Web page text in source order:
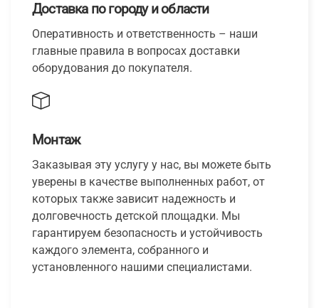
Доставка по городу и области
Оперативность и ответственность – наши
главные правила в вопросах доставки
оборудования до покупателя.
Монтаж
Заказывая эту услугу у нас, вы можете быть
уверены в качестве выполненных работ, от
которых также зависит надежность и
долговечность детской площадки. Мы
гарантируем безопасность и устойчивость
каждого элемента, собранного и
установленного нашими специалистами.